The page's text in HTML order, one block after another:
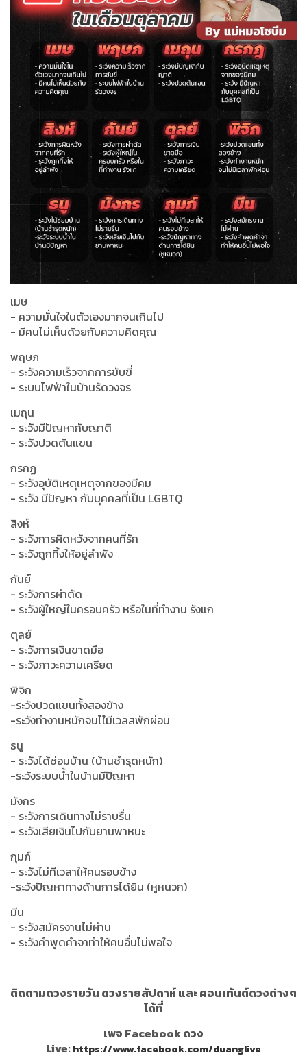
เมษ
- ความมั่นใจในตัวเองมากจนเกินไป
- มีคนไม่เห็นด้วยกับความคิดคุณ
พฤษภ
- ระวังความเร็วจากการขับขี่
- ระบบไฟฟ้าในบ้านรัดวงจร
เมถุน
- ระวังมีปัญหากับญาติ
- ระวังปวดต้นแขน
กรกฏ
- ระวังอุบัติเหตุเหตุจากของมีคม
- ระวัง มีปัญหา กับบุคคลที่เป็น LGBTQ
สิงห์
- ระวังการผิดหวังจากคนที่รัก
- ระวังถูกทิ้งให้อยู่ลำพัง
กันย์
- ระวังการผ่าตัด
- ระวังผู้ใหญ่ในครอบครัว หรือในที่ทำงาน รังแก
ตุลย์
- ระวังการเงินขาดมือ
- ระวังภาวะความเครียด
พิจิก
-ระวังปวดแขนทั้งสองข้าง
-ระวังทำงานหนักจนไใ่มีเวลสพักผ่อน
ธนู
- ระวังได้ซ่อมบ้าน (บ้านชำรุดหนัก)
-ระวังระบบน้ำในบ้านมีปัญหา
มังกร
- ระวังการเดินทางไม่ราบรื่น
- ระวังเสียเงินไปกับยานพาหนะ
กุมภ์
- ระวังไม่ทีเวลาให้คนรอบข้าง
-ระวังปัญหาทางด้านการได้ยิน (หูหนวก)
มีน
- ระวังสมัครงานไม่ผ่าน
- ระวังคำพูดคำจาทำให้คนอื่นไม่พอใจ
ติดตามดวงรายวัน ดวงรายสัปดาห์ และ คอนเท้นต์ดวงต่างๆ
ได้ที่
เพจ Facebook ดวง
Live:https://www.facebook.com/duanglive